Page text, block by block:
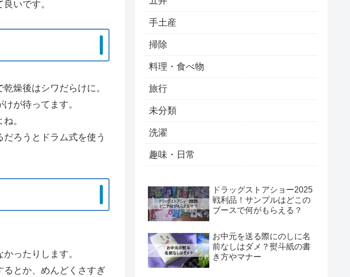
いです。
燥後はシワだらけに。
が待ってます。
。
ろうとドラム式を使う
ったりします。
とか、めんどくさすぎ
手土産
掃除
料理・食べ物
旅行
未分類
洗濯
趣味・日常
ドラッグストアショー2025
戦利品！サンプルはどこの
ブースで何がもらえる？
お中元を送る際にのしに名
前なしはダメ？熨斗紙の書
き方やマナー